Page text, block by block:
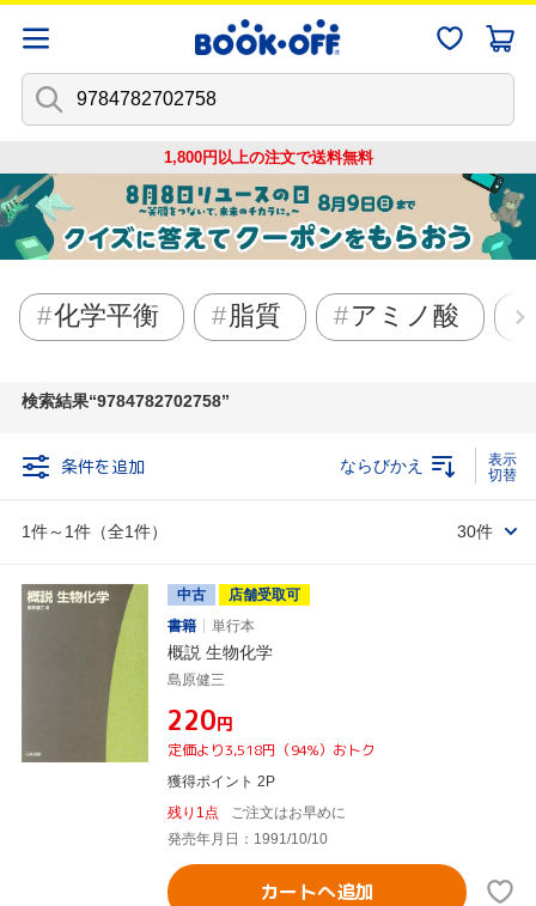
1,800円以上の注文で送料無料
化学平衡 脂質 アミノ酸
検索結果 9784782702758
条件を追加
1件～1件（全1件）
ならびかえ
30件
中古
店舗受取可
書籍
単行本
概説 生物化学
島原健三
¥220円
定価より3,518円（94%）おトク
獲得ポイント 2P
残り1点
ご注文はお早めに
発売年月日：1991/10/10
カートへ追加